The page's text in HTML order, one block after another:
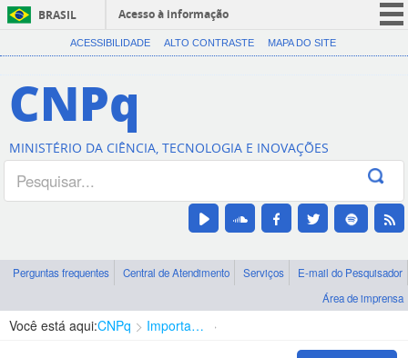
BRASIL
Acesso à informação
CORONAVÍRUS (COVID-19)
Canais
ACESSIBILIDADE ALTO CONTRASTE MAPA DO SITE
CNPq
MINISTÉRIO DA CIÊNCIA, TECNOLOGIA E INOVAÇÕES
Perguntas frequentes Central de Atendimento Serviços
E-mail do Pesquisador
Área de imprensa
Você está aqui:CNPq Importações para Pesquisa